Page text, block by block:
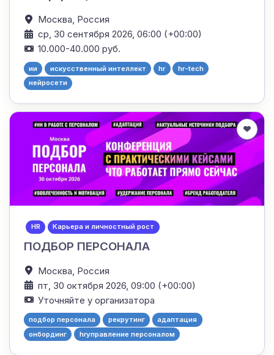
Москва, Россия
ср, 30 сентября 2026, 06:00 (+00:00)
10.000-40.000 руб.
ии искусственный интеллект hr
hr-tech
нейросети
HR Карьера и личностный рост
ПОДБОР ПЕРСОНАЛА
Москва, Россия
пт, 30 октября 2026, 09:00 (+00:00)
Уточняйте у организатора
подбор персонала рекрутинг
адаптация
онбординг
hrуправление персоналом